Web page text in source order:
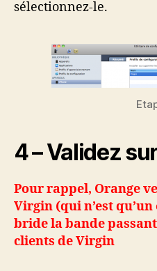
sélectionnez-le.
4 – Validez
Pour rappel, Orange
Virgin (qui n’est
bride la bande
clients de Virgin